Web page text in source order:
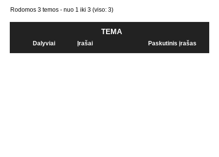
Rodomos 3 temos - nuo 1 iki 3 (viso: 3)
TEMA
Dalyviai Įrašai Paskutinis įrašas